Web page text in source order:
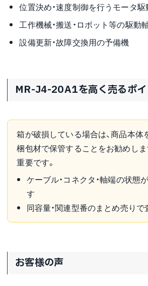
位置決め・速度制御を行うモータ駆
工作機械・搬送・ロボット等の駆動
設備更新・故障交換用の予備機
MR-J4-20A1を高く売るポイ
箱が破損している場合は、商品本体
梱包材で保管することをお勧めし
重要です。
ケーブル・コネクタ・軸端の状態
す
同容量・関連型番のまとめ売り
お客様の声